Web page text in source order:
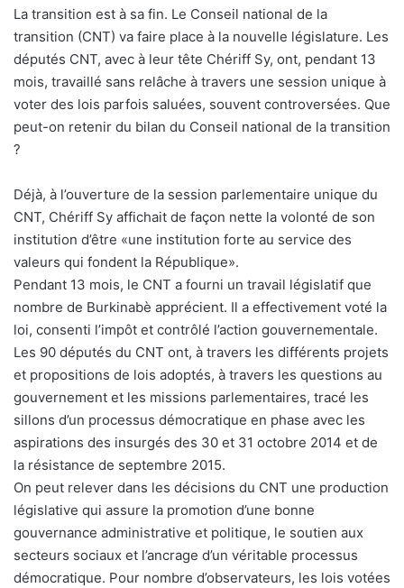
La transition est à sa fin. Le Conseil national de la
transition (CNT) va faire place à la nouvelle législature. Les
députés CNT, avec à leur tête Chériff Sy, ont, pendant 13
mois, travaillé sans relâche à travers une session unique à
voter des lois parfois saluées, souvent controversées. Que
peut-on retenir du bilan du Conseil national de la transition
?
Déjà, à l’ouverture de la session parlementaire unique du
CNT, Chériff Sy affichait de façon nette la volonté de son
institution d’être «une institution forte au service des
valeurs qui fondent la République».
Pendant 13 mois, le CNT a fourni un travail législatif que
nombre de Burkinabè apprécient. Il a effectivement voté la
loi, consenti l’impôt et contrôlé l’action gouvernementale.
Les 90 députés du CNT ont, à travers les différents projets
et propositions de lois adoptés, à travers les questions au
gouvernement et les missions parlementaires, tracé les
sillons d’un processus démocratique en phase avec les
aspirations des insurgés des 30 et 31 octobre 2014 et de
la résistance de septembre 2015.
On peut relever dans les décisions du CNT une production
législative qui assure la promotion d’une bonne
gouvernance administrative et politique, le soutien aux
secteurs sociaux et l’ancrage d’un véritable processus
démocratique. Pour nombre d’observateurs, les lois votées